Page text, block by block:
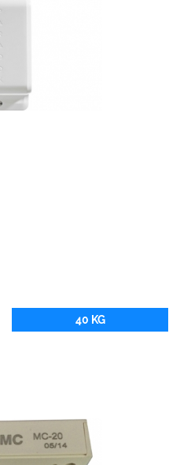
40 KG